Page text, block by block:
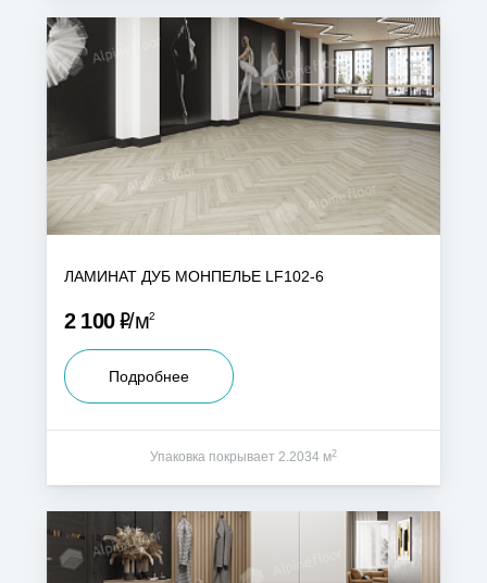
ЛАМИНАТ ДУБ МОНПЕЛЬЕ LF102-6
2 100Р м2
Подробнее
Упаковка покрывает 2.2034 м2